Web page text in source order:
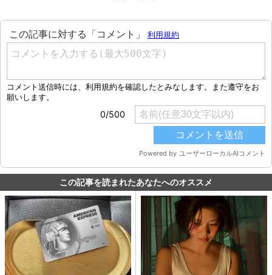
この記事を読まれたあなたへのオススメ